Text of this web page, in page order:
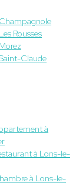
Rousses
Claude
à
à Lons-le-
à Lons-le-